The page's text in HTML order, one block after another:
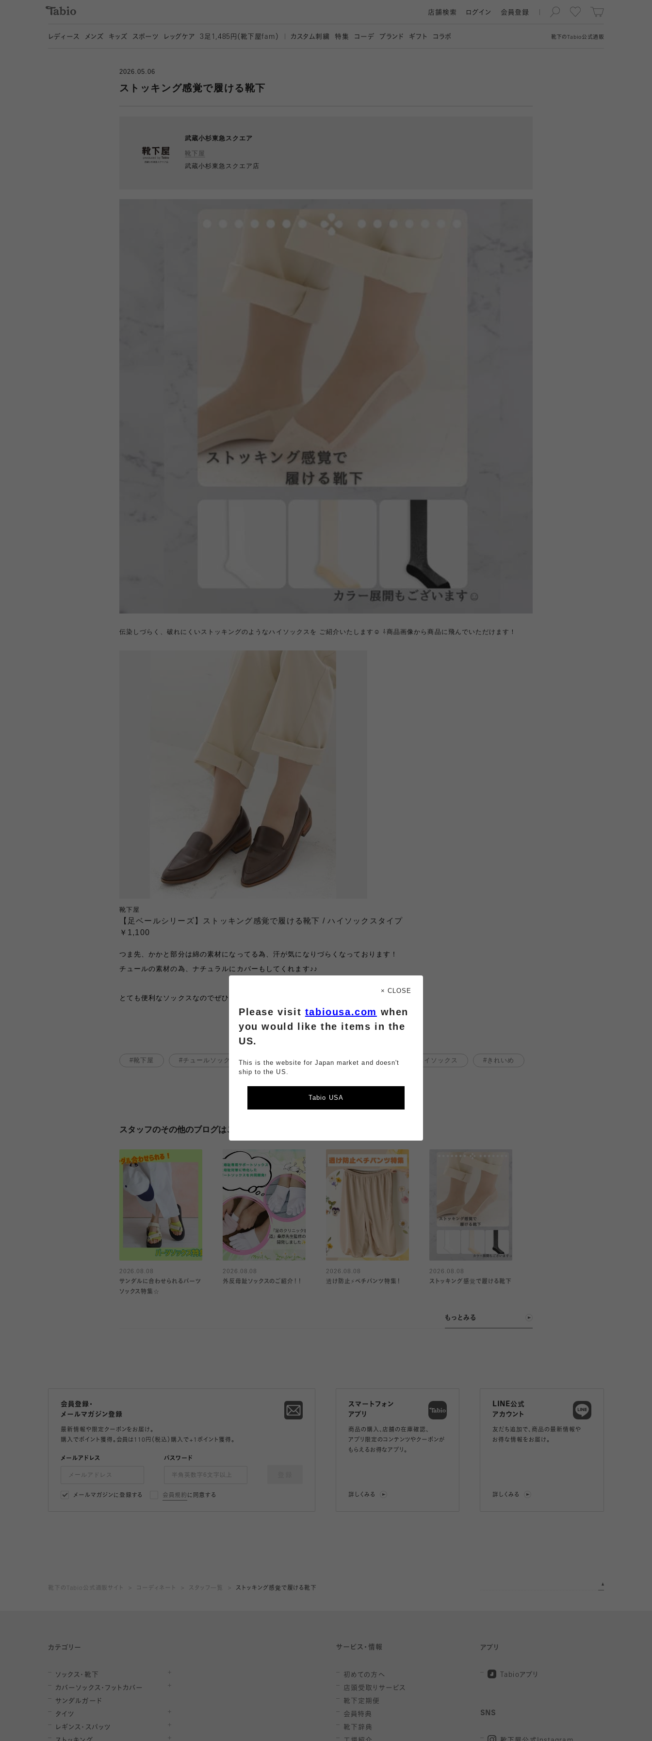
靴下の Tabio公式通販
店舗検索 ログイン 会員登録
レディース メンズ キッズ スポーツ レッグケア 3 足1,485円（靴下屋fam） カスタム刺繍 特集 コーデ ブランド ギフト コラボ
2026.05.06
ストッキング感覚で履ける靴下
武蔵小杉東急スクエア
靴下屋
武蔵小杉東急スクエア店
伝染しづらく、破れにくいストッキングのようなハイソックスを ご紹介いたします☺︎ ⇩商品画像から商品に飛んでいただけます！
靴下屋
【足ベールシリーズ】ストッキング感覚で履ける靴下 / ハイソックスタイプ
￥1,100
つま先、かかと部分は綿の素材になってる為、汗が気になりづらくなっております！
チュールの素材の為、ナチュラルにカバーもしてくれます♪♪
とても便利なソックスなのでぜひお試しください！
靴下屋 チュールソックス ストッキング きれいめコーデ #ハイソックス きれいめ
スタッフのその他のブログはこちら
2026.08.08
サンダルに合わせられるパーツ
ソックス特集☆
2026.08.08
外反母趾ソックスのご紹介！！
2026.08.08
透け防止⚡️ペチパンツ特集！
2026.08.08
ストッキング感覚で履ける靴下
もっとみる
会員登録・
メールマガジン登録
最新情報や限定クーポンをお届け。
購入でポイント獲得。会員は110円（税込）購入で+1ポイント獲得。
メールアドレス パスワード
メールマガジンに登録する 会員規約 に同意する
スマートフォン
アプリ
商品の購入、店舗の在庫確認、
アプリ限定のコンテンツやクーポンが
もらえるお得なアプリ。
詳しくみる
LINE公式
アカウント
友だち追加で、 商品の最新情報や
お得な情報をお届け。
詳しくみる
靴下のTabio公式通販サイト コーディネート スタッフ一覧 ストッキング感覚で履ける靴下
カテゴリー
ソックス・靴下
カバーソックス・フットカバー
サンダルガード
タイツ
レギンス・スパッツ
サービス・情報
初めての方へ
店頭受取りサービス
靴下定期便
会員特典
靴下辞典
アプリ
Tabio アプリ
SNS
× CLOSE
Please visit tabiousa.com when
you would like the items in the
US.
This is the website for Japan market and doesn't
ship to the US.
Tabio USA